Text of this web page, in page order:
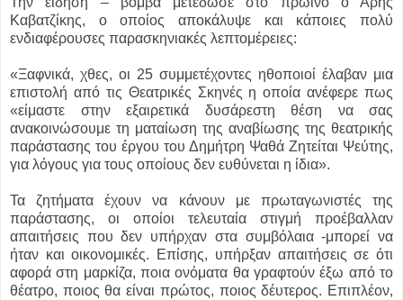
Καβατζίκης, ο οποίος αποκάλυψε και κάποιες πολύ
ενδιαφέρουσες παρασκηνιακές λεπτομέρειες:
«Ξαφνικά, χθες, οι 25 συμμετέχοντες ηθοποιοί έλαβαν μια
επιστολή από τις Θεατρικές Σκηνές η οποία ανέφερε πως
«είμαστε στην εξαιρετικά δυσάρεστη θέση να σας
ανακοινώσουμε τη ματαίωση της αναβίωσης της θεατρικής
παράστασης του έργου του Δημήτρη Ψαθά Ζητείται Ψεύτης,
για λόγους για τους οποίους δεν ευθύνεται η ίδια».
Τα ζητήματα έχουν να κάνουν με πρωταγωνιστές της
παράστασης, οι οποίοι τελευταία στιγμή προέβαλλαν
απαιτήσεις που δεν υπήρχαν στα συμβόλαια -μπορεί να
ήταν και οικονομικές. Επίσης, υπήρξαν απαιτήσεις σε ότι
αφορά στη μαρκίζα, ποια ονόματα θα γραφτούν έξω από το
θέατρο, ποιος θα είναι πρώτος, ποιος δέυτερος. Επιπλέον,